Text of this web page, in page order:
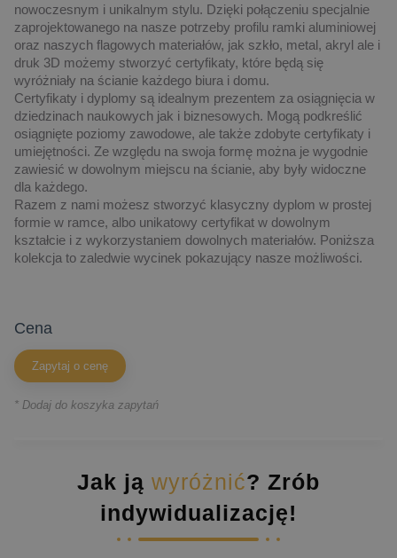
nowoczesnym i unikalnym stylu. Dzięki połączeniu specjalnie
zaprojektowanego na nasze potrzeby profilu ramki aluminiowej
oraz naszych flagowych materiałów, jak szkło, metal, akryl ale i
druk 3D możemy stworzyć certyfikaty, które będą się
wyróżniały na ścianie każdego biura i domu.
Certyfikaty i dyplomy są idealnym prezentem za osiągnięcia w
dziedzinach naukowych jak i biznesowych. Mogą podkreślić
osiągnięte poziomy zawodowe, ale także zdobyte certyfikaty i
umiejętności. Ze względu na swoja formę można je wygodnie
zawiesić w dowolnym miejscu na ścianie, aby były widoczne
dla każdego.
Razem z nami możesz stworzyć klasyczny dyplom w prostej
formie w ramce, albo unikatowy certyfikat w dowolnym
kształcie i z wykorzystaniem dowolnych materiałów. Poniższa
kolekcja to zaledwie wycinek pokazujący nasze możliwości.
cena
Zapytaj o cenę
* Dodaj do koszyka zapytań
Jak ją wyróżnić? Zrób
indywidualizację!